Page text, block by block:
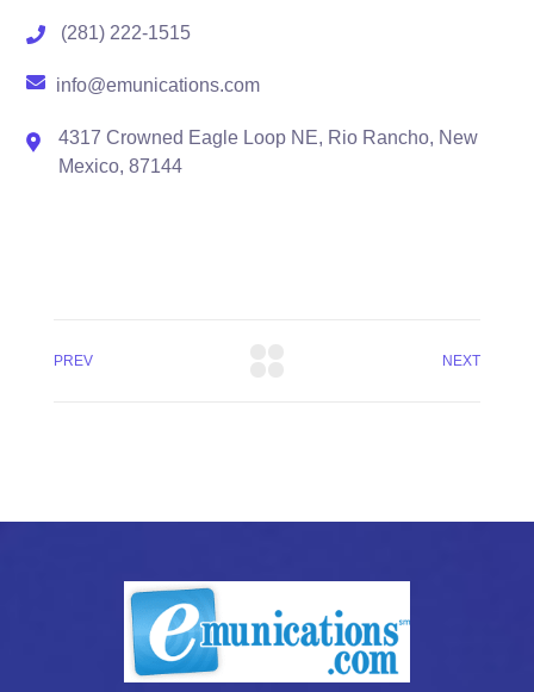
(281) 222-1515
info@emunications.com
4317 Crowned Eagle Loop NE, Rio Rancho, New
Mexico, 87144
PREV NEXT